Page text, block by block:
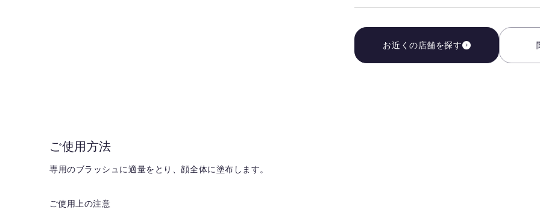
お近くの店舗を探す
ご使用方法
専用のブラッシュに適量をとり、顔全体に塗布します。
ご使用上の注意